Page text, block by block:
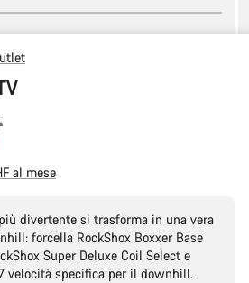
al mese
divertente si trasforma in una vera
forcella RockShox Boxxer Base
Super Deluxe Coil Select e
velocità specifica per il downhill.